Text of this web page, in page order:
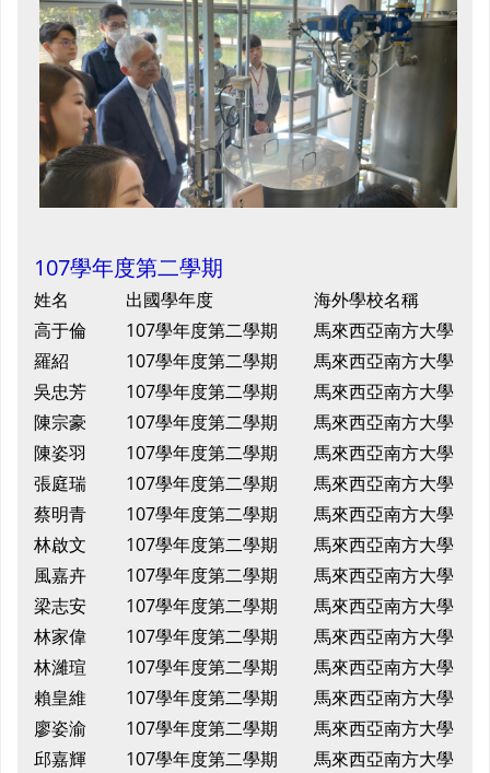
107學年度第二學期
姓名 出國學年度
海外學校名稱
高于倫
107學年度第二學期
馬來西亞南方大學
羅紹
107學年度第二學期
馬來西亞南方大學
吳忠芳
107學年度第二學期
馬來西亞南方大學
陳宗豪
107學年度第二學期
馬來西亞南方大學
陳姿羽
107學年度第二學期
馬來西亞南方大學
張庭瑞
107學年度第二學期
馬來西亞南方大學
蔡明青
107學年度第二學期
馬來西亞南方大學
林啟文
107學年度第二學期
馬來西亞南方大學
風嘉卉
107學年度第二學期
馬來西亞南方大學
梁志安
107學年度第二學期
馬來西亞南方大學
林家偉
107學年度第二學期
馬來西亞南方大學
林濰瑄
107學年度第二學期
馬來西亞南方大學
賴皇維
107學年度第二學期
馬來西亞南方大學
廖姿渝
107學年度第二學期
馬來西亞南方大學
邱嘉輝
107學年度第二學期
馬來西亞南方大學